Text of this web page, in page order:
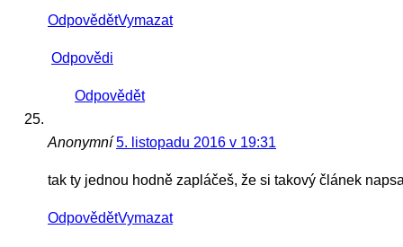
OdpovědětVymazat
Odpovědi
Odpovědět
Anonymní 5. listopadu 2016 v 19:31
tak ty jednou hodně zapláčeš, že si takový článek
OdpovědětVymazat